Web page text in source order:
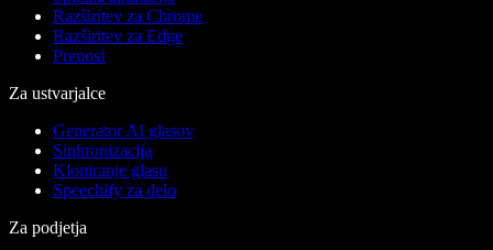
Razširitev za Chrome
Razširitev za Edge
Prenosi
Za ustvarjalce
Generator AI glasov
Sinhronizacija
Kloniranje glasu
Speechify za delo
Za podjetja